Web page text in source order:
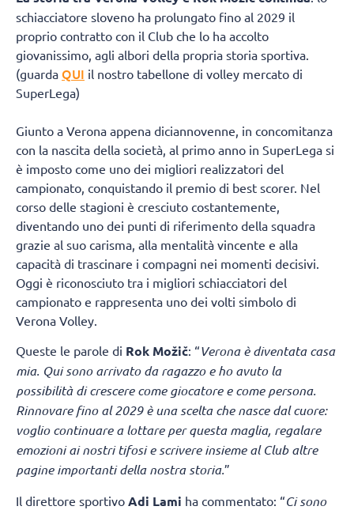
schiacciatore sloveno ha prolungato fino al 2029 il
proprio contratto con il Club che lo ha accolto
giovanissimo, agli albori della propria storia sportiva.
(guarda QUI il nostro tabellone di volley mercato di
SuperLega)
Giunto a Verona appena diciannovenne, in concomitanza
con la nascita della società, al primo anno in SuperLega si
è imposto come uno dei migliori realizzatori del
campionato, conquistando il premio di best scorer. Nel
corso delle stagioni è cresciuto costantemente,
diventando uno dei punti di riferimento della squadra
grazie al suo carisma, alla mentalità vincente e alla
capacità di trascinare i compagni nei momenti decisivi.
Oggi è riconosciuto tra i migliori schiacciatori del
campionato e rappresenta uno dei volti simbolo di
Verona Volley.
Queste le parole di Rok Možič: “Verona è diventata casa
mia. Qui sono arrivato da ragazzo e ho avuto la
possibilità di crescere come giocatore e come persona.
Rinnovare fino al 2029 è una scelta che nasce dal cuore:
voglio continuare a lottare per questa maglia, regalare
emozioni ai nostri tifosi e scrivere insieme al Club altre
pagine importanti della nostra storia.”
Il direttore sportivo Adi Lami ha commentato: “Ci sono